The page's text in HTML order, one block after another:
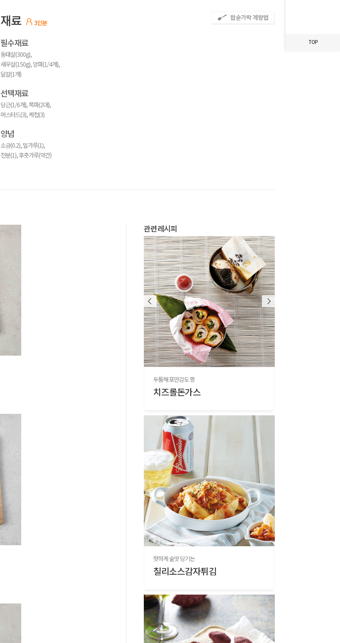
TOP
재료 3인분
필수재료
동태살(300g),
새우살(150g), 양파(1/4개),
달걀(1개)
선택재료
당근(1/6개), 쪽파(2대),
머스터드(3), 케첩(3)
양념
소금(0.2), 밀가루(1),
전분(1), 후춧가루(약간)
관련 레시피
두툼해 포만감도 짱
치즈롤돈가스
핫하게 술맛 당기는
칠리소스감자튀김